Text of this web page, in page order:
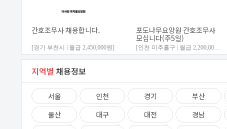
간호조무사 채용합니다.
[경기 부천시 | 월급 2,450,000원]
포도나무요양원 간호조무사
모십니다(주5일)
[인천 미추홀구 | 월급 2,200,000원]
김○○ (여·67)
요양보호사,병원동행매니저,
생활지원사
[병원동행]
병원동행매니저로 활동을 희
망하는 구직자입니다
[병원동행]
지역별 채용정보
서울 인천 경기 부산
울산
대구 대전 경남